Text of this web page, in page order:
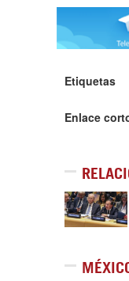
Etiquetas
Enlace